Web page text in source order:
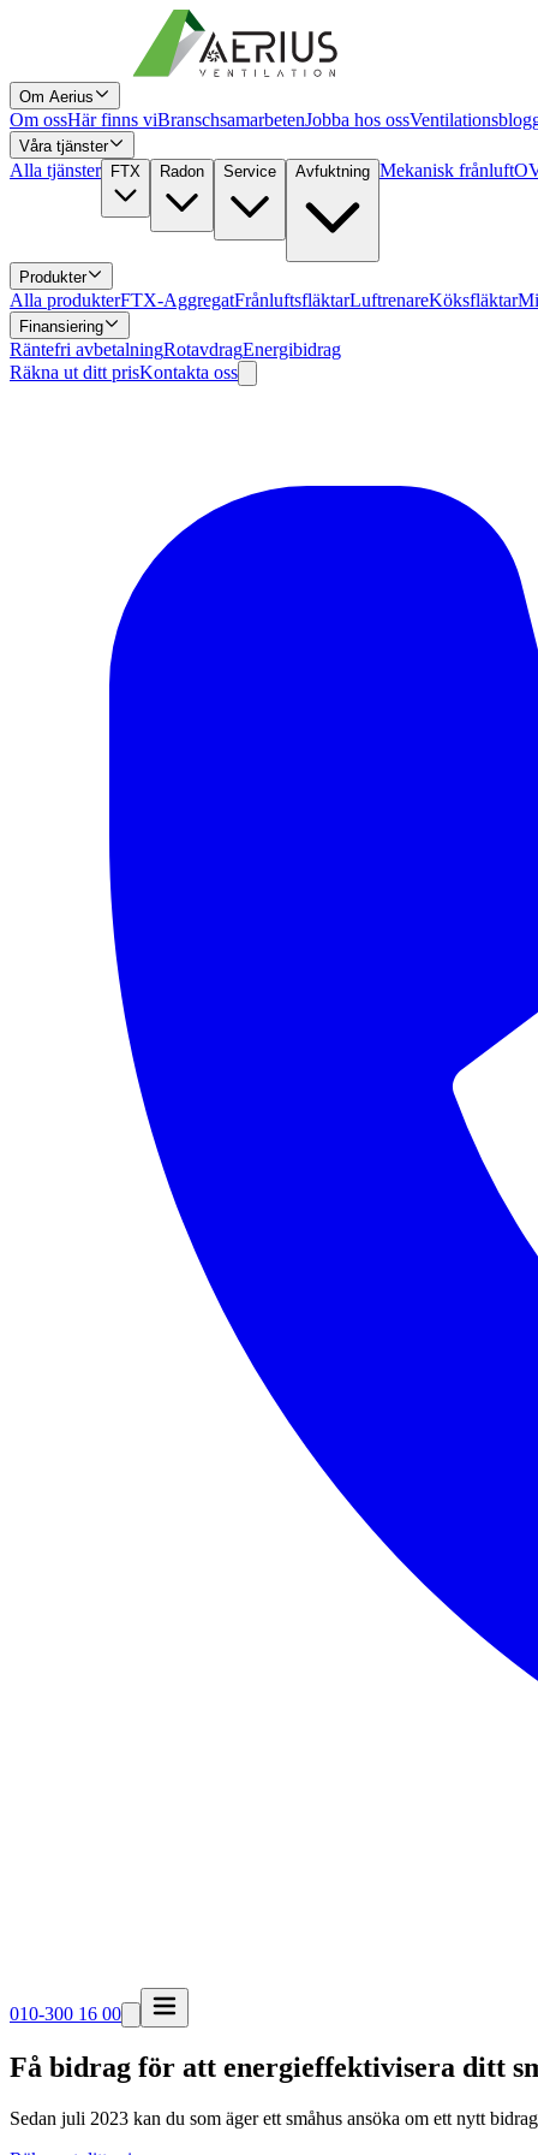
Om Aerius
Om ossHär finns viBranschsamarbetenJobba hos oss
Våra tjänster
Alla tjänster FTX Radon Service Avfuktning Mekanisk frånluft
Produkter
Alla produkterFTX-AggregatFrånluftsfläktarLuftrenareKöksfläktar
Finansiering
Räntefri avbetalningRotavdragEnergibidrag
Räkna ut ditt prisKontakta oss
010-300 16 00
Få bidrag för att energieffektivisera ditt
Sedan juli 2023 kan du som äger ett småhus ansöka om ett nytt